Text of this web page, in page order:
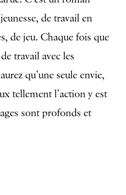
de travail en
de jeu. Chaque fois que
travail avec les
qu’une seule envie,
tellement l’action y est
sont profonds et